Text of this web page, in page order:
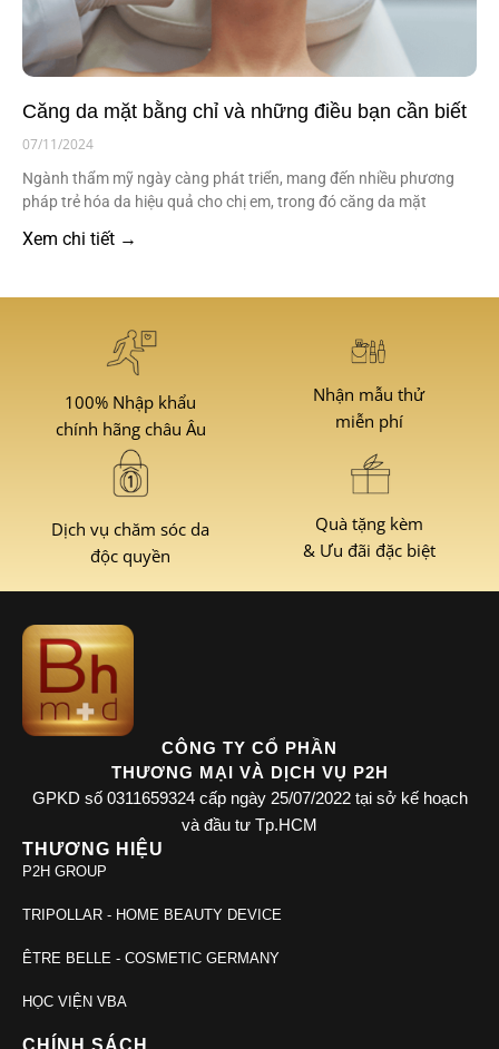
Căng da mặt bằng chỉ và những điều bạn cần biết
07/11/2024
Ngành thẩm mỹ ngày càng phát triển, mang đến nhiều phương
pháp trẻ hóa da hiệu quả cho chị em, trong đó căng da mặt
Xem chi tiết →
100% Nhập khẩu
chính hãng châu Âu
Nhận mẫu thử
miễn phí
Dịch vụ chăm sóc da
độc quyền
Quà tặng kèm
& Ưu đãi đặc biệt
CÔNG TY CỔ PHẦN
THƯƠNG MẠI VÀ DỊCH VỤ P2H
GPKD số 0311659324 cấp ngày 25/07/2022 tại sở kế hoạch
và đầu tư Tp.HCM
THƯƠNG HIỆU
P2H GROUP
TRIPOLLAR - HOME BEAUTY DEVICE
ÊTRE BELLE - COSMETIC GERMANY
HỌC VIỆN VBA
CHÍNH SÁCH